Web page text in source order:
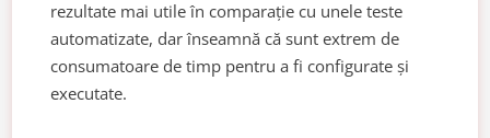
rezultate mai utile în comparație cu unele teste
automatizate, dar înseamnă că sunt extrem de
consumatoare de timp pentru a fi configurate și
executate.